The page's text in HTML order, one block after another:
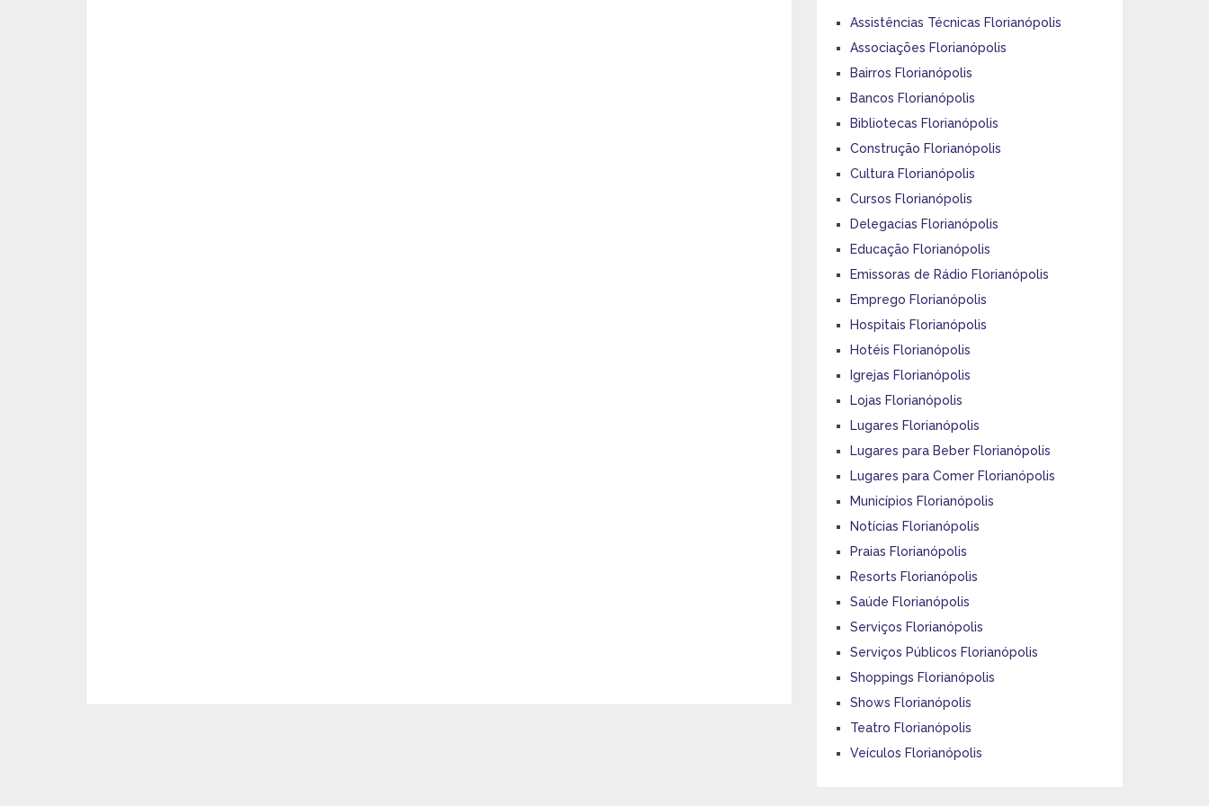
Assistências Técnicas Florianópolis
Associações Florianópolis
Bairros Florianópolis
Bancos Florianópolis
Bibliotecas Florianópolis
Construção Florianópolis
Cultura Florianópolis
Cursos Florianópolis
Delegacias Florianópolis
Educação Florianópolis
Emissoras de Rádio Florianópolis
Emprego Florianópolis
Hospitais Florianópolis
Hotéis Florianópolis
Igrejas Florianópolis
Lojas Florianópolis
Lugares Florianópolis
Lugares para Beber Florianópolis
Lugares para Comer Florianópolis
Municípios Florianópolis
Notícias Florianópolis
Praias Florianópolis
Resorts Florianópolis
Saúde Florianópolis
Serviços Florianópolis
Serviços Públicos Florianópolis
Shoppings Florianópolis
Shows Florianópolis
Teatro Florianópolis
Veículos Florianópolis